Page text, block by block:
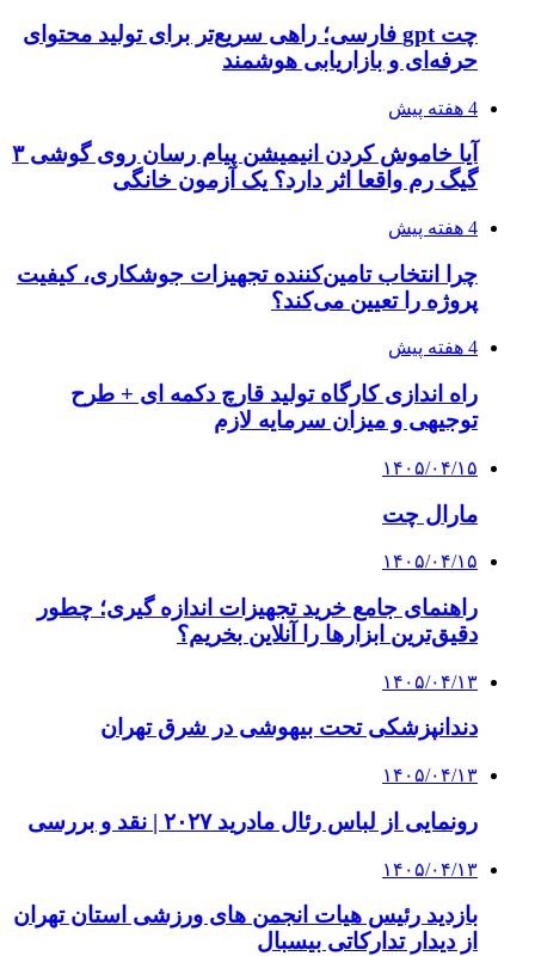
چت gpt فارسی؛ راهی سریع‌تر برای تولید محتوای
حرفه‌ای و بازاریابی هوشمند
4 هفته پیش
آیا خاموش کردن انیمیشن پیام رسان روی گوشی ۳
گیگ رم واقعا اثر دارد؟ یک آزمون خانگی
4 هفته پیش
چرا انتخاب تامین‌کننده تجهیزات جوشکاری، کیفیت
پروژه را تعیین می‌کند؟
4 هفته پیش
راه اندازی کارگاه تولید قارچ دکمه ای + طرح
توجیهی و میزان سرمایه لازم
۱۴۰۵/۰۴/۱۵
مارال چت
۱۴۰۵/۰۴/۱۵
راهنمای جامع خرید تجهیزات اندازه گیری؛ چطور
دقیق‌ترین ابزارها را آنلاین بخریم؟
۱۴۰۵/۰۴/۱۳
دندانپزشکی تحت بیهوشی در شرق تهران
۱۴۰۵/۰۴/۱۳
رونمایی از لباس رئال مادرید ۲۰۲۷ | نقد و بررسی
۱۴۰۵/۰۴/۱۳
بازدید رئیس هیات انجمن های ورزشی استان تهران
از دیدار تدارکاتی بیسبال